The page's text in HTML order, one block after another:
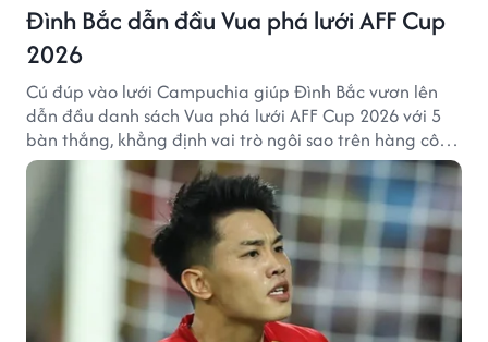
Đình Bắc dẫn đầu Vua phá lưới AFF Cup
2026
Cú đúp vào lưới Campuchia giúp Đình Bắc vươn lên
dẫn đầu danh sách Vua phá lưới AFF Cup 2026 với 5
bàn thắng, khẳng định vai trò ngôi sao trên hàng công
tuyển Việt Nam.